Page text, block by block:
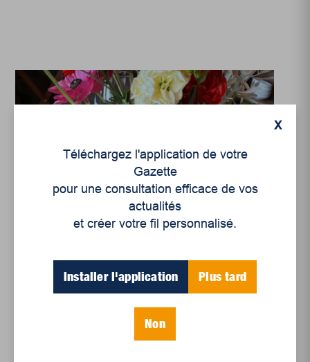
X
Téléchargez l'application de votre
Gazette
pour une consultation efficace de vos
actualités
et créer votre fil personnalisé.
Installer l'application Plus tard
Non